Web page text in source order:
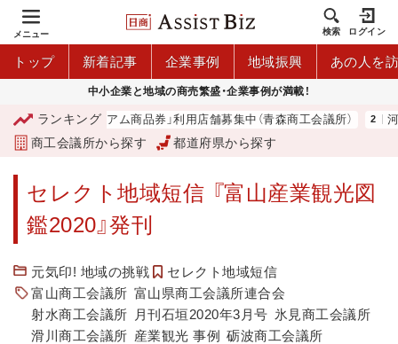
メニュー 検索 ログイン
トップ 新着記事 企業事例 地域振興 あの人を
中小企業と地域の商売繁盛・企業事例が満載！
ランキング
「青森市プレミアム商品券」利用店舗募集中（青森商工会議所） 河
商工会議所から探す 都道府県から探す
セレクト地域短信 『富山産業観光図
鑑2020』発刊
元気印! 地域の挑戦
セレクト地域短信
富山商工会議所 富山県商工会議所連合会
射水商工会議所
月刊石垣2020年3月号 氷見商工会議所
滑川商工会議所 産業観光 事例 砺波商工会議所